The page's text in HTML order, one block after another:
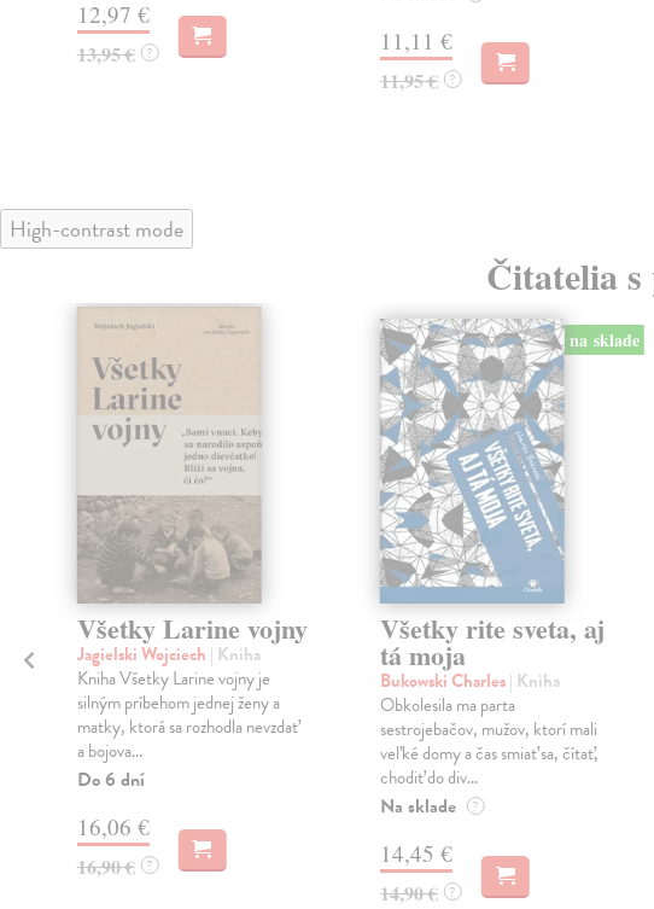
12,97 €
13,95 € ? 11,11 €
11,95 € ?
High-contrast mode
Čitatelia
Všetky Larine vojny
Jagielski Wojciech | Kniha
Kniha Všetky Larine vojny je
silným príbehom jednej ženy a
matky, ktorá sa rozhodla nevzdať
a bojova...
Do 6 dní
16,06 €
16,90 € ?
na sklade
Všetky rite sveta, aj
tá moja
Bukowski Charles| Kniha
Obkolesila ma parta
sestrojebačov, mužov, ktorí mali
veľké domy a čas smiať sa, čítať,
chodiť do div...
Na sklade ?
14,45 €
14,90 € ?